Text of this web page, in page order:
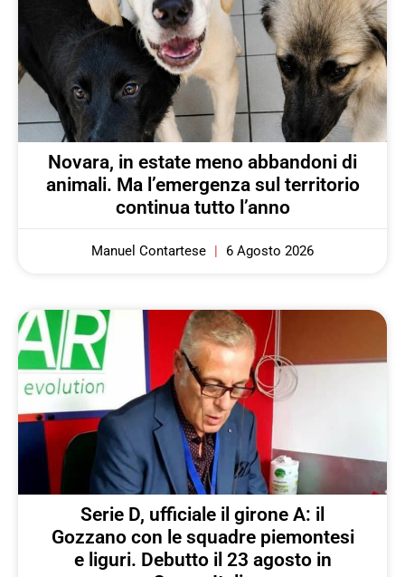
Novara, in estate meno abbandoni di
animali. Ma l’emergenza sul territorio
continua tutto l’anno
Manuel Contartese 6 Agosto 2026
Serie D, ufficiale il girone A: il
Gozzano con le squadre piemontesi
e liguri. Debutto il 23 agosto in